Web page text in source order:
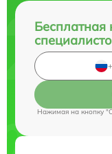
Бесплатная
Нажимая на кнопку